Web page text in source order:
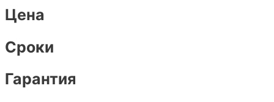
Цена
Сроки
Гарантия